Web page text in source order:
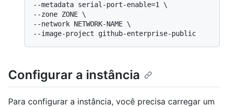
--metadata serial-port-enable=1 \
--zone ZONE \
--network NETWORK-NAME \
--image-project github-enterprise-public
Configurar a instância
Para configurar a instância, você precisa carregar um